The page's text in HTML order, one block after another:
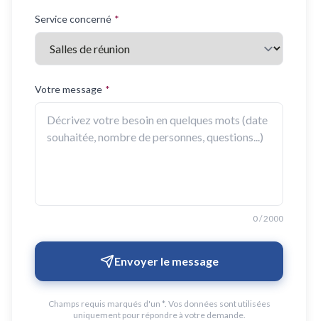
Service concerné *
Votre message *
0/2000
Envoyer le message
Champs requis marqués d'un *. Vos données sont utilisées
uniquement pour répondre à votre demande.